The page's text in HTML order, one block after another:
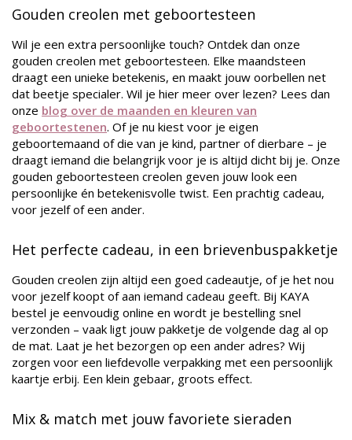
Gouden creolen met geboortesteen
Wil je een extra persoonlijke touch? Ontdek dan onze
gouden creolen met geboortesteen. Elke maandsteen
draagt een unieke betekenis, en maakt jouw oorbellen net
dat beetje specialer. Wil je hier meer over lezen? Lees dan
onze blog over de maanden en kleuren van
geboortestenen. Of je nu kiest voor je eigen
geboortemaand of die van je kind, partner of dierbare – je
draagt iemand die belangrijk voor je is altijd dicht bij je. Onze
gouden geboortesteen creolen geven jouw look een
persoonlijke én betekenisvolle twist. Een prachtig cadeau,
voor jezelf of een ander.
Het perfecte cadeau, in een brievenbuspakketje
Gouden creolen zijn altijd een goed cadeautje, of je het nou
voor jezelf koopt of aan iemand cadeau geeft. Bij KAYA
bestel je eenvoudig online en wordt je bestelling snel
verzonden – vaak ligt jouw pakketje de volgende dag al op
de mat. Laat je het bezorgen op een ander adres? Wij
zorgen voor een liefdevolle verpakking met een persoonlijk
kaartje erbij. Een klein gebaar, groots effect.
Mix & match met jouw favoriete sieraden